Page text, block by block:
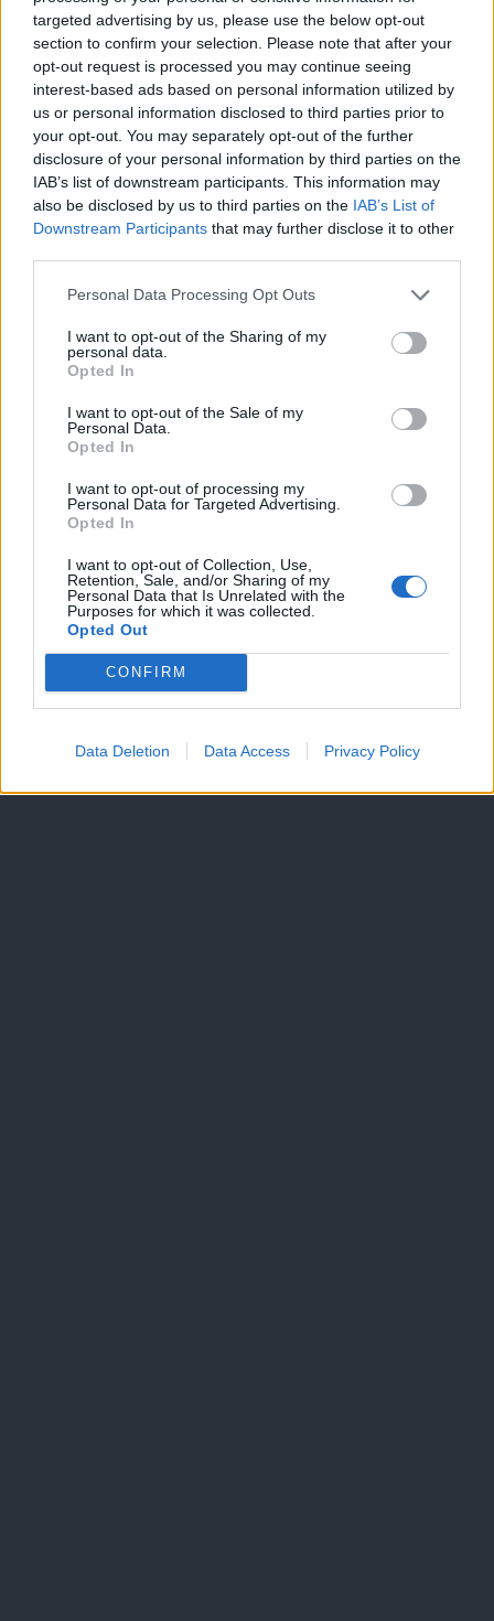
targeted advertising by us, please use the below opt-out
section to confirm your selection. Please note that after your
opt-out request is processed you may continue seeing
interest-based ads based on personal information utilized by
us or personal information disclosed to third parties prior to
your opt-out. You may separately opt-out of the further
disclosure of your personal information by third parties on the
IAB’s list of downstream participants. This information may
also be disclosed by us to third parties on the IAB’s List of
Downstream Participants that may further disclose it to other
Personal Data Processing Opt Outs
I want to opt-out of the Sharing of my
personal data.
Opted In
I want to opt-out of the Sale of my
Personal Data.
Opted In
I want to opt-out of processing my
Personal Data for Targeted Advertising.
Opted In
I want to opt-out of Collection, Use,
Retention, Sale, and/or Sharing of my
Personal Data that Is Unrelated with the
Purposes for which it was collected.
Opted Out
CONFIRM
Data Deletion Data Access Privacy Policy
Moji Mediji d.o.o.
sobotainfo.com•mariborinfo.com• ptujinfo.com• pomurec.com
dolenjskainfo.com •ljubljanainfo.com•gorenjskainfo.com•
tvidea.si
Vse pravice pridržane © 2026
Tematike
Lokalno
Politika
Kronika
Zdravje
Šport
Scena
Zadnje novice
Dogodki
Forum
Mali oglasi
Kdo smo
Oglaševanje
Vse pravice pridržane © 2026
Prijavi se na cajtng